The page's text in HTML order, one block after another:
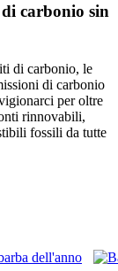
carbonio sin
di carbonio, le
di carbonio
per oltre
rinnovabili,
fossili da tutte